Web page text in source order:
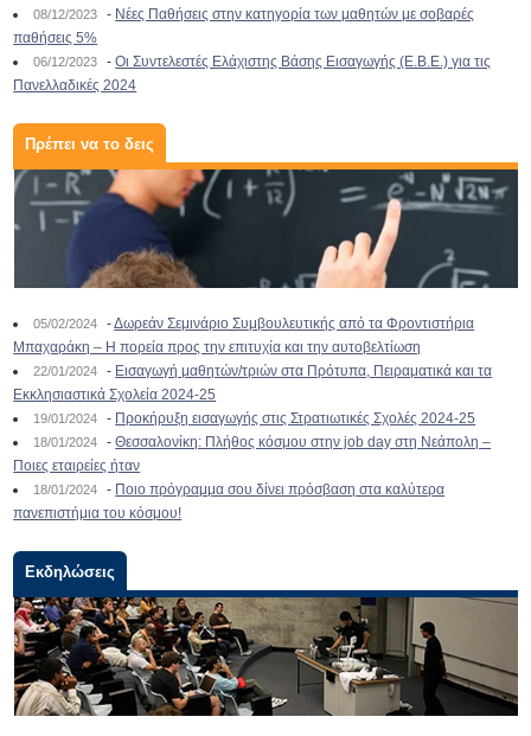
08/12/2023 - Νέες Παθήσεις στην κατηγορία των μαθητών με σοβαρές
παθήσεις 5%
06/12/2023 -Οι Συντελεστές Ελάχιστης Βάσης Εισαγωγής (Ε.Β.Ε.) για τις
Πανελλαδικές 2024
Πρέπει να το δεις
05/02/2024 -Δωρεάν Σεμινάριο Συμβουλευτικής από τα Φροντιστήρια
Μπαχαράκη – Η πορεία προς την επιτυχία και την αυτοβελτίωση
22/01/2024 - Εισαγωγή μαθητών/τριών στα Πρότυπα, Πειραματικά και τα
Εκκλησιαστικά Σχολεία 2024-25
19/01/2024 - Προκήρυξη εισαγωγής στις Στρατιωτικές Σχολές 2024-25
18/01/2024 -Θεσσαλονίκη: Πλήθος κόσμου στην job day στη Νεάπολη –
Ποιες εταιρείες ήταν
18/01/2024 - Ποιο πρόγραμμα σου δίνει πρόσβαση στα καλύτερα
πανεπιστήμια του κόσμου!
Εκδηλώσεις